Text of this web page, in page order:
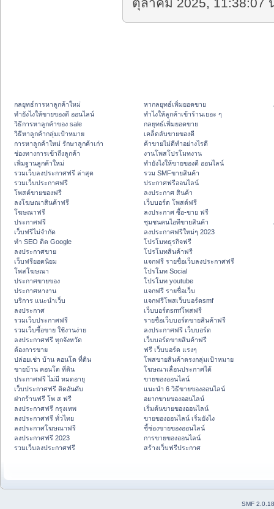
ตุลาคม 2025, 11:38:07
กลยุทธ์การหาลูกค้าใหม่
ทํายังไงให้ขายของดี ออนไลน์
วิธีการหาลูกค้าของ sale
วิธีหาลูกค้ากลุ่มเป้าหมาย
การหาลูกค้าใหม่ รักษาลูกค้าเก่า
ช่องทางการเข้าถึงลูกค้า
เพิ่มฐานลูกค้าใหม่
รวมเว็บลงประกาศฟรี ล่าสุด
รวมเว็บประกาศฟรี
โพสต์ขายของฟรี
ลงโฆษณาสินค้าฟรี
โฆษณาฟรี
ประกาศฟรี
เว็บฟรีไม่จำกัด
ทำ SEO ติด Google
ลงประกาศขาย
เว็บฟรียอดนิยม
โพสโฆษณา
ประกาศขายของ
ประกาศหางาน
บริการ แนะนำเว็บ
ลงประกาศ
รวมเว็บประกาศฟรี
รวมเว็บซื้อขาย ใช้งานง่าย
ลงประกาศฟรี ทุกจังหวัด
ต้องการขาย
ปล่อยเช่า บ้าน คอนโด ที่ดิน
ขายบ้าน คอนโด ที่ดิน
ประกาศฟรี ไม่มี หมดอายุ
เว็บประกาศฟรี ติดอันดับ
ฝากร้านฟรี โพ ส ฟรี
ลงประกาศฟรี กรุงเทพ
ลงประกาศฟรี ทั่วไทย
ลงประกาศโฆษณาฟรี
ลงประกาศฟรี 2023
รวมเว็บลงประกาศฟรี
หากลยุทธ์เพิ่มยอดขาย
ทําไงให้ลูกค้าเข้าร้านเยอะ ๆ
กลยุทธ์เพิ่มยอดขาย
เคล็ดลับขายของดี
ค้าขายไม่ดีทำอย่างไรดี
งานโพสโปรโมทงาน
ทํายังไงให้ขายของดี ออนไลน์
รวม SMFขายสินค้า
ประกาศฟรีออนไลน์
ลงประกาศ สินค้า
เว็บบอร์ด โพสต์ฟรี
ลงประกาศ ซื้อ-ขาย ฟรี
ชุมชนคนไอทีขายสินค้า
ลงประกาศฟรีใหม่ๆ 2023
โปรโมทธุรกิจฟรี
โปรโมทสินค้าฟรี
แจกฟรี รายชื่อเว็บลงประกาศฟรี
โปรโมท Social
โปรโมท youtube
แจกฟรี รายชื่อเว็บ
แจกฟรีโพสเว็บบอร์ดsmf
เว็บบอร์ดsmfโพสฟรี
รายชื่อเว็บบอร์ดขายสินค้าฟรี
ลงประกาศฟรี เว็บบอร์ด
เว็บบอร์ดขายสินค้าฟรี
ฟรี เว็บบอร์ด แรงๆ
โพสขายสินค้าตรงกลุ่มเป้าหมาย
โฆษณาเลื่อนประกาศได้
ขายของออนไลน์
แนะนำ 6 วิธีขายของออนไลน์
อยากขายของออนไลน์
เริ่มต้นขายของออนไลน์
ขายของออนไลน์ เริ่มยังไง
ชี้ช่องขายของออนไลน์
การขายของออนไลน์
สร้างเว็บฟรีประกาศ
SMF 2.0.18